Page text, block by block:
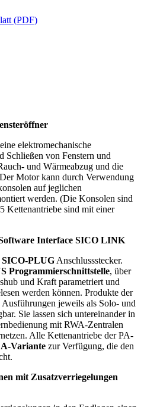
(PDF)
elektromechanische
Schließen von Fenstern und
und Wärmeabzug und die
Motor kann durch Verwendung
auf jeglichen
werden. (Die Konsolen sind
sind mit einer
Interface SICO LINK
SICO-PLUG Anschlussstecker.
Programmierschnittstelle, über
und Kraft parametriert und
werden können. Produkte der
jeweils als Solo- und
Sie lassen sich untereinander in
mit RWA-Zentralen
Alle Kettenantriebe der PA-
Variante zur Verfügung, die den
mit Zusatzverriegelungen